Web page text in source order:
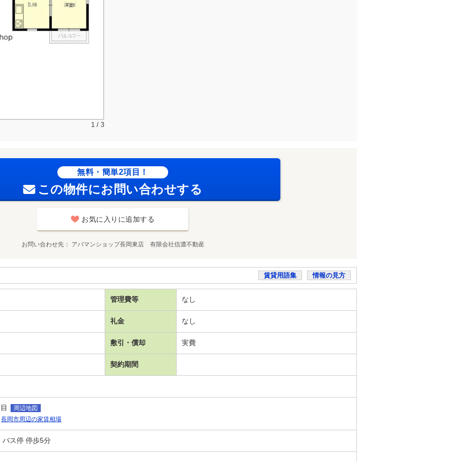
1 / 3
無料・簡単2項目！
この物件にお問い合わせする
お気に入りに追加する
お問い合わせ先 アパマンショップ長岡東店 有限会社信濃不動産
賃貸用語集 情報の見方
管理費等 なし
礼金 なし
敷引・償却 実費
契約期間
周辺地図
長岡市周辺の家賃相場
バス停 停歩5分